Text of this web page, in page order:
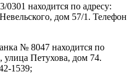
находится по адресу:
дом 57/1. Телефон
№ 8047 находится по
улица Петухова, дом 74.
1539;